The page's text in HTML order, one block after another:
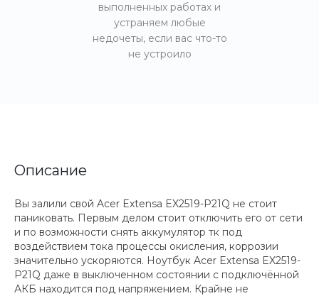
выполненных работах и
устраняем любые
недочеты, если вас что-то
не устроило
Описание
Вы залили свой Acer Extensa EX2519-P21Q не стоит
паниковать. Первым делом стоит отключить его от сети
и по возможности снять аккумулятор тк под
воздействием тока процессы окисления, коррозии
значительно ускоряются. Ноутбук Acer Extensa EX2519-
P21Q даже в выключенном состоянии с подключённой
АКБ находится под напряжением. Крайне не